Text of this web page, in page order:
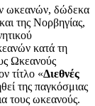
ωκεανών, δώδεκα
της Νορβηγίας,
κατά τη
Ωκεανούς
τίτλο «Διεθνές
της παγκόσμιας
τους ωκεανούς.